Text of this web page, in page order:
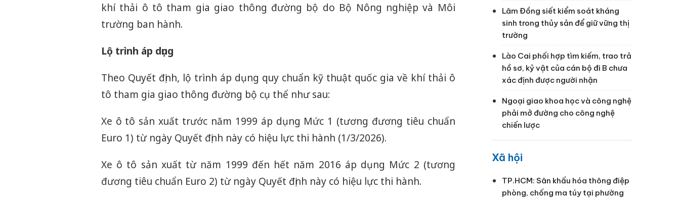
khí thải ô tô tham gia giao thông đường bộ do Bộ Nông nghiệp và Môi
trường ban hành.
Lộ trình áp dụng
Theo Quyết định, lộ trình áp dụng quy chuẩn kỹ thuật quốc gia về khí thải ô
tô tham gia giao thông đường bộ cụ thể như sau:
Xe ô tô sản xuất trước năm 1999 áp dụng Mức 1 (tương đương tiêu chuẩn
Euro 1) từ ngày Quyết định này có hiệu lực thi hành (1/3/2026).
Xe ô tô sản xuất từ năm 1999 đến hết năm 2016 áp dụng Mức 2 (tương
đương tiêu chuẩn Euro 2) từ ngày Quyết định này có hiệu lực thi hành.
Lâm Đồng siết kiểm soát kháng
sinh trong thủy sản để giữ vững thị
trường
Lào Cai phối hợp tìm kiếm, trao trả
hồ sơ, kỷ vật của cán bộ đi B chưa
xác định được người nhận
Ngoại giao khoa học và công nghệ
phải mở đường cho công nghệ
chiến lược
Xã hội
TP.HCM: Sân khấu hóa thông điệp
phòng, chống ma túy tại phường